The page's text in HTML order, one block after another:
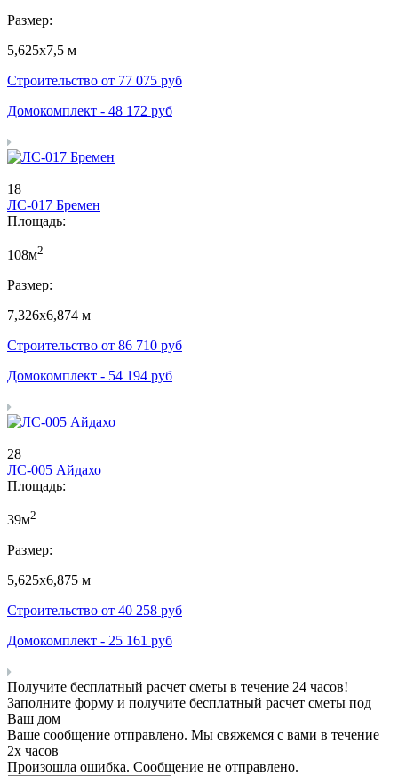
Размер:
5,625х7,5 м
Строительство от 77 075 руб
Домокомплект - 48 172 руб
18
ЛС-017 Бремен
Площадь:
108м2
Размер:
7,326х6,874 м
Строительство от 86 710 руб
Домокомплект - 54 194 руб
28
ЛС-005 Айдахо
Площадь:
39м2
Размер:
5,625х6,875 м
Строительство от 40 258 руб
Домокомплект - 25 161 руб
Получите бесплатный расчет сметы в течение 24 часов!
Заполните форму и получите бесплатный расчет сметы под
Ваш дом
Ваше сообщение отправлено. Мы свяжемся с вами в течение
2х часов
Произошла ошибка. Сообщение не отправлено.